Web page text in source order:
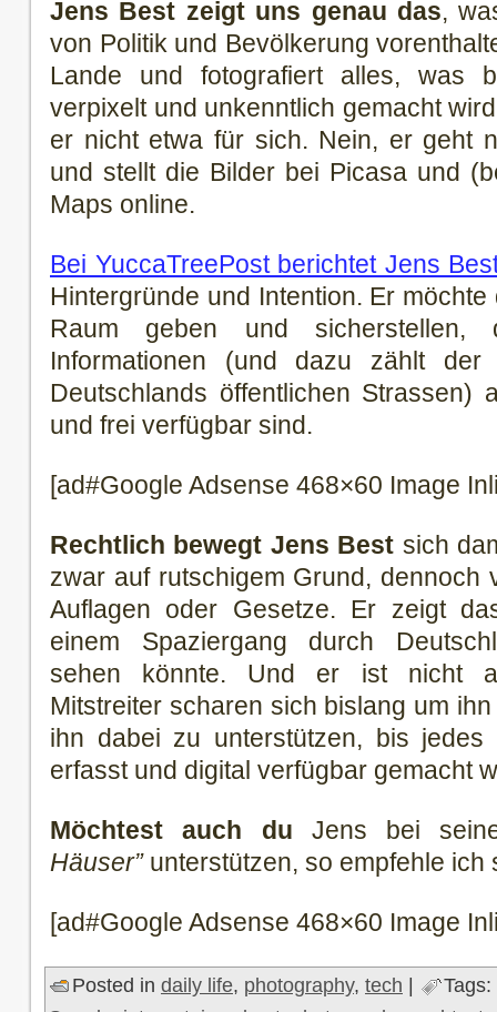
Jens Best zeigt uns genau das,
von Politik und Bevölkerung
Lande und fotografiert alles, was
verpixelt und unkenntlich gemacht
er nicht etwa für sich. Nein, er geht
und stellt die Bilder bei Picasa und
Maps online.
Bei YuccaTreePost berichtet Jens
Hintergründe und Intention. Er
Raum geben und sicherstellen,
Informationen (und dazu zählt
Deutschlands öffentlichen Strassen)
und frei verfügbar sind.
[ad#Google Adsense 468×60 Image
Rechtlich bewegt Jens Best sich
zwar auf rutschigem Grund, dennoch
Auflagen oder Gesetze. Er zeigt
einem Spaziergang durch
sehen könnte. Und er ist nicht
Mitstreiter scharen sich bislang um
ihn dabei zu unterstützen, bis jedes
erfasst und digital verfügbar gemacht
Möchtest auch du Jens bei
Häuser”unterstützen, so empfehle ich
[ad#Google Adsense 468×60 Image
Posted in daily life, photography, tech
Tags: